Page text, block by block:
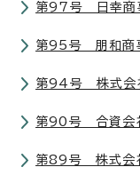
第97号 日幸商
第95号 朋和商
第94号 株式会
第90号 合資会
第89号 株式会